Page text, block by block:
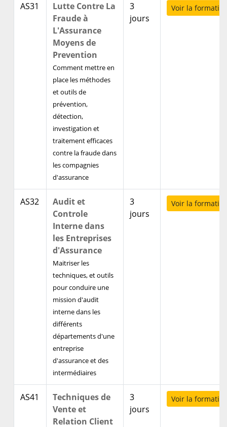
AS31
Lutte Contre La
Fraude à
L'Assurance
Moyens de
Prevention
Comment mettre en
place les méthodes
et outils de
prévention,
détection,
investigation et
traitement efficaces
contre la fraude dans
les compagnies
d'assurance
3
jours
Voir la
AS32
Audit et
Controle
Interne dans
les Entreprises
d'Assurance
Maitriser les
techniques, et outils
pour conduire une
mission d'audit
interne dans les
différents
départements d'une
entreprise
d'assurance et des
intermédiaires
3
jours
Voir la
AS41
Techniques de
Vente et
Relation Client
3
jours
Voir la